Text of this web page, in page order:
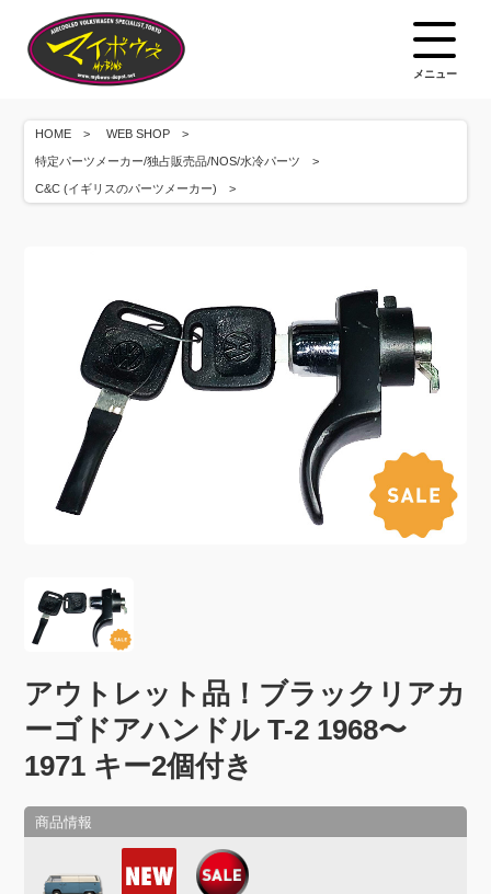
メニュー
HOME WEB SHOP
特定パーツメーカー/独占販売品/NOS/水冷パーツ
C&C (イギリスのパーツメーカー)
アウトレット品！ブラックリアカ
ーゴドアハンドル T-2 1968〜
1971 キー2個付き